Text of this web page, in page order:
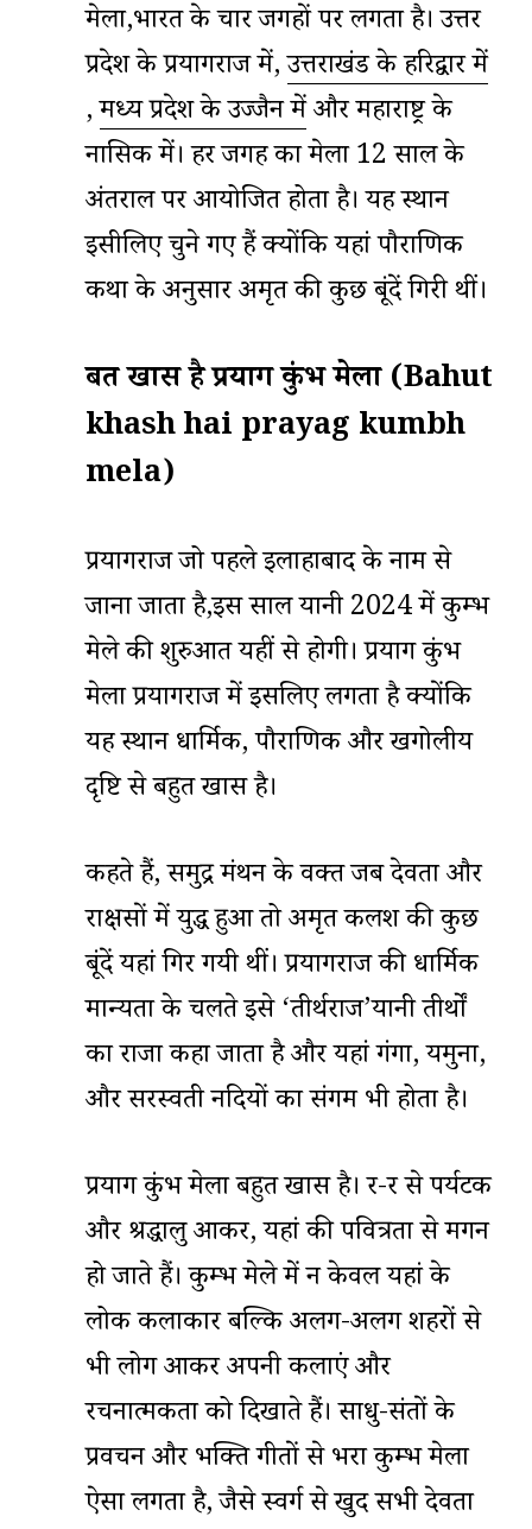
मेला,भारत के चार जगहों पर लगता है। उत्तर
प्रदेश के प्रयागराज में,उत्तराखंड के हरिद्वार में
,मध्य प्रदेश के उज्जैन मेंऔर महाराष्ट्र के
नासिक में। हर जगह का मेला 12 साल के
अंतराल पर आयोजित होता है। यह स्थान
इसीलिए चुने गए हैं क्योंकि यहां पौराणिक
कथा के अनुसार अमृत की कुछ बूंदें गिरी थीं।
बहुत खास है प्रयाग कुंभ मेला (Bahut
khash hai prayag kumbh
mela)
प्रयागराज जो पहले इलाहाबाद के नाम से
जाना जाता है,इस साल यानी 2024 में कुम्भ
मेले की शुरुआत यहीं से होगी। प्रयाग कुंभ
मेला प्रयागराज में इसलिए लगता है क्योंकि
यह स्थान धार्मिक, पौराणिक और खगोलीय
दृष्टि से बहुत खास है।
कहते हैं, समुद्र मंथन के वक्त जब देवता और
राक्षसों में युद्ध हुआ तो अमृत कलश की कुछ
बूंदें यहां गिर गयी थीं। प्रयागराज की धार्मिक
मान्यता के चलते इसे ‘तीर्थराज’यानी तीर्थों
का राजा कहा जाता है और यहां गंगा, यमुना,
और सरस्वती नदियों का संगम भी होता है।
प्रयाग कुंभ मेला बहुत खास है। दूर-दूर से पर्यटक
और श्रद्धालु आकर, यहां की पवित्रता से मगन
हो जाते हैं। कुम्भ मेले में न केवल यहां के
लोक कलाकार बल्कि अलग-अलग शहरों से
भी लोग आकर अपनी कलाएं और
रचनात्मकता को दिखाते हैं। साधु-संतों के
प्रवचन और भक्ति गीतों से भरा कुम्भ मेला
ऐसा लगता है, जैसे स्वर्ग से खुद सभी देवता